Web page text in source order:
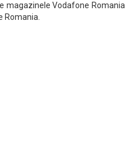
magazinele Vodafone Romania
Romania.